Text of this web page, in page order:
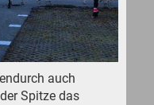
auch
Spitze das